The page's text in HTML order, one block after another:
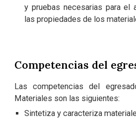
y pruebas necesarias para el
las propiedades de los
Competencias del
Las competencias del
Materiales son las siguientes:
Sintetiza y caracteriza